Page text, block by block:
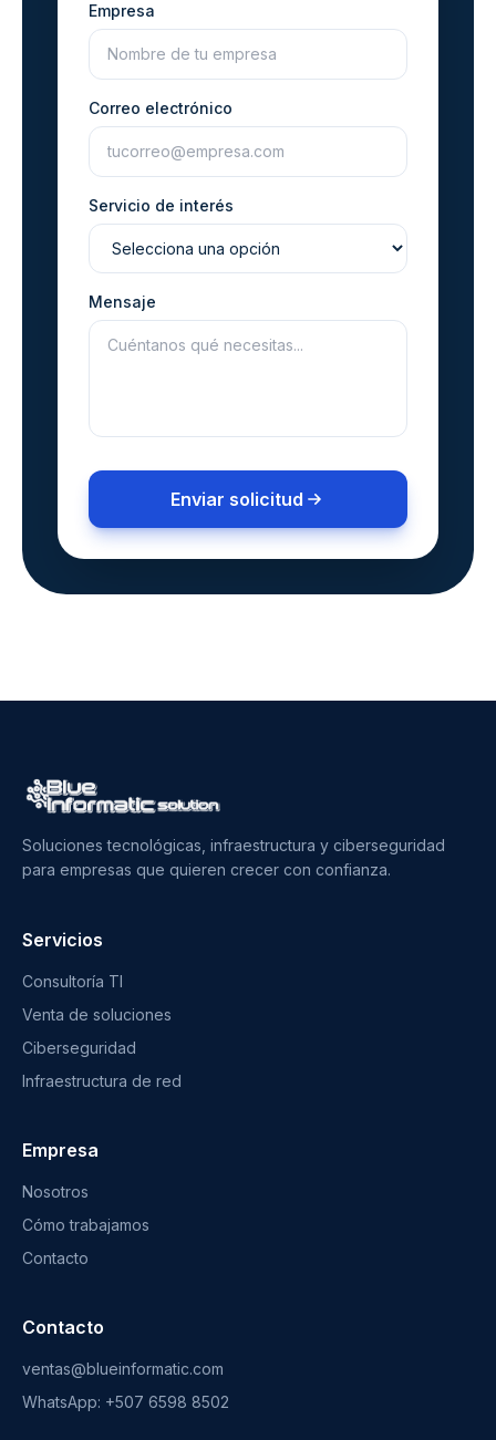
Empresa
Correo electrónico
Servicio de interés
Mensaje
Enviar solicitud
Soluciones tecnológicas, infraestructura y ciberseguridad
para empresas que quieren crecer con confianza.
Servicios
Consultoría TI
Venta de soluciones
Ciberseguridad
Infraestructura de red
Empresa
Nosotros
Cómo trabajamos
Contacto
Contacto
ventas@blueinformatic.com
WhatsApp: +507 6598 8502